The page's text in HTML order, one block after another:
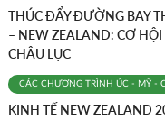
THÚC ĐẨY ĐƯỜNG BAY
– NEW ZEALAND: CƠ HỘI
CHÂU LỤC
CÁC CHƯƠNG TRÌNH ÚC - MỸ -
KINH TẾ NEW ZEALAND